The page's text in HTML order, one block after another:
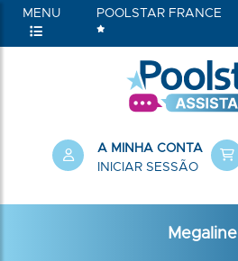
MENU POOLSTAR FRANCE
A MINHA CONTA
INICIAR SESSÃO
Megaline